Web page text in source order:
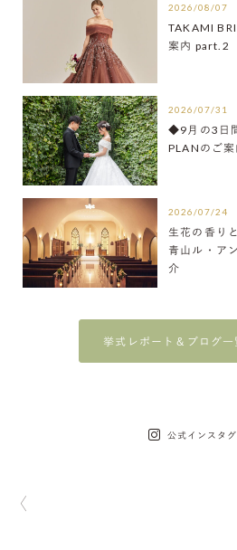
2026/08/07
TAKAMI
案内 part.2
2026/07/31
◆9月の3日
PLANのご案
2026/07/24
生花の香り
青山ル・ア
介
挙式レポート＆ブログ一
公式インスタ